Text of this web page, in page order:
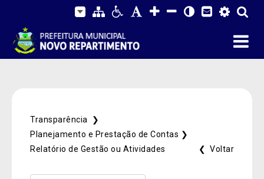
Transparência ❯
Planejamento e Prestação de Contas ❯
Relatório de Gestão ou Atividades
❮ Voltar